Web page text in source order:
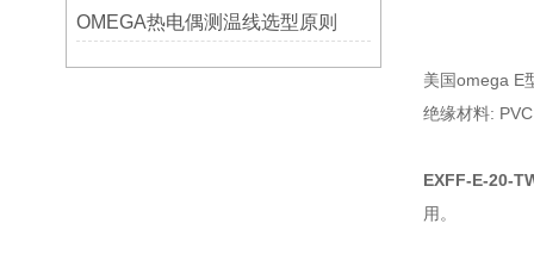
OMEGA热电偶测温线选型原则
美国omega E
绝缘材料:
EXFF-E-20-
用。